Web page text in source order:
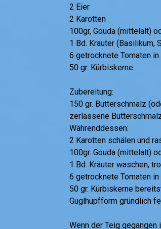
2 Eier
2 Karotten
100gr, Gouda (mittelalt)
1 Bd. Kräuter (Basilikum,
6 getrocknete Tomaten in
50 gr. Kürbiskerne
Zubereitung:
150 gr. Butterschmalz
zerlassene
Währenddessen:
2 Karotten schälen und
100gr. Gouda (mittelalt)
1 Bd. Kräuter waschen,
6 getrocknete Tomaten
50 gr. Kürbiskerne
Guglhupfform gründlich
Wenn der Teig